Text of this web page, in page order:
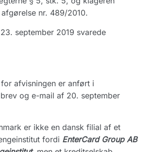
nr. 489/2010.
september 2019 svarede
afvisningen er anført i
og e-mail af 20. september
er ikke en dansk filial af et
fordi EnterCard Group AB